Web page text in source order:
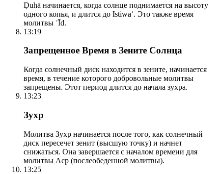
Ḍuhā начинается, когда солнце поднимается на высоту
одного копья, и длится до Istiwāʾ. Это также время
молитвы ʿĪd.
13:19
Запрещенное Время в Зените Солнца
Когда солнечный диск находится в зените, начинается
время, в течение которого добровольные молитвы
запрещены. Этот период длится до начала зухра.
13:23
Зухр
Молитва Зухр начинается после того, как солнечный
диск пересечет зенит (высшую точку) и начнет
снижаться. Она завершается с началом времени для
молитвы Аср (послеобеденной молитвы).
13:25